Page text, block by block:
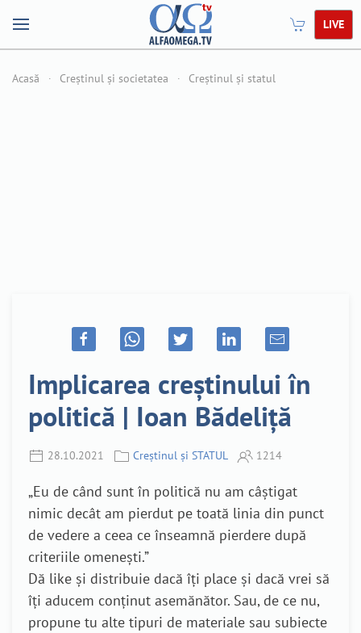
LIVE
Acasă Creștinul și societatea Creștinul și statul
Implicarea creștinului în
politică | Ioan Bădeliță
28.10.2021 Creștinul și STATUL 1214
„Eu de când sunt în politică nu am câștigat
nimic decât am pierdut pe toată linia din punct
de vedere a ceea ce înseamnă pierdere după
criteriile omenești.”
Dă like și distribuie dacă îți place și dacă vrei să
îți aducem conținut asemănător. Sau, de ce nu,
propune tu alte tipuri de materiale sau subiecte